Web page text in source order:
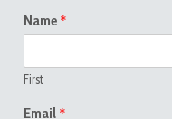
Name *
First
Email *